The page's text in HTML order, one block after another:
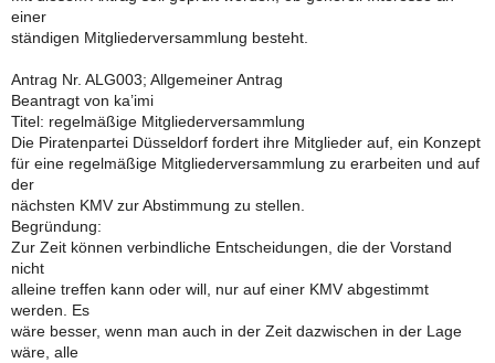
einer
ständigen Mitgliederversammlung besteht.
Antrag Nr. ALG003; Allgemeiner Antrag
Beantragt von ka’imi
Titel: regelmäßige Mitgliederversammlung
Die Piratenpartei Düsseldorf fordert ihre Mitglieder auf, ein Konzept
für eine regelmäßige Mitgliederversammlung zu erarbeiten und auf
der
nächsten KMV zur Abstimmung zu stellen.
Begründung:
Zur Zeit können verbindliche Entscheidungen, die der Vorstand
nicht
alleine treffen kann oder will, nur auf einer KMV abgestimmt
werden. Es
wäre besser, wenn man auch in der Zeit dazwischen in der Lage
wäre, alle